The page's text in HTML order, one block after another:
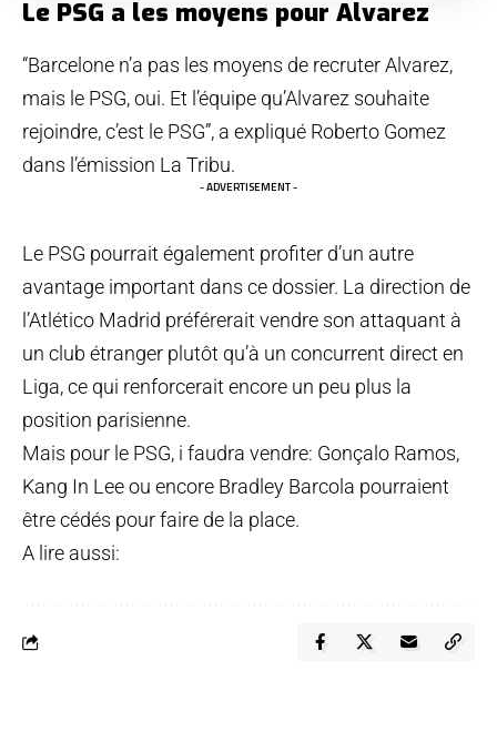
Le PSG a les moyens pour Alvarez
“Barcelone n’a pas les moyens de recruter Alvarez,
mais le PSG, oui. Et l’équipe qu’Alvarez souhaite
rejoindre, c’est le PSG”, a expliqué Roberto Gomez
dans l’émission La Tribu.
- ADVERTISEMENT -
Le PSG pourrait également profiter d’un autre
avantage important dans ce dossier. La direction de
l’Atlético Madrid préférerait vendre son attaquant à
un club étranger plutôt qu’à un concurrent direct en
Liga, ce qui renforcerait encore un peu plus la
position parisienne.
Mais pour le PSG, i faudra vendre: Gonçalo Ramos,
Kang In Lee ou encore Bradley Barcola pourraient
être cédés pour faire de la place.
A lire aussi: